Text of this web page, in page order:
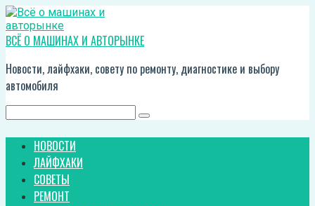
Перейти
к
контенту
ВСЁ О МАШИНАХ И АВТОРЫНКЕ
Новости, лайфхаки, совету по ремонту, диагностике и выбору
автомобиля
НОВОСТИ
ЛАЙФХАКИ
СОВЕТЫ
РЕМОНТ